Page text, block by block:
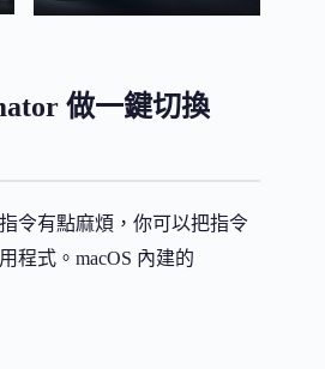
做一鍵切換
令有點麻煩，你可以把指令
程式。macOS 內建的